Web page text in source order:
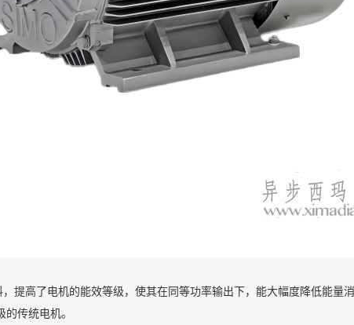
提高了电机的能效等级，使其在同等功率输出下，能大幅度降低能量
传统电机。